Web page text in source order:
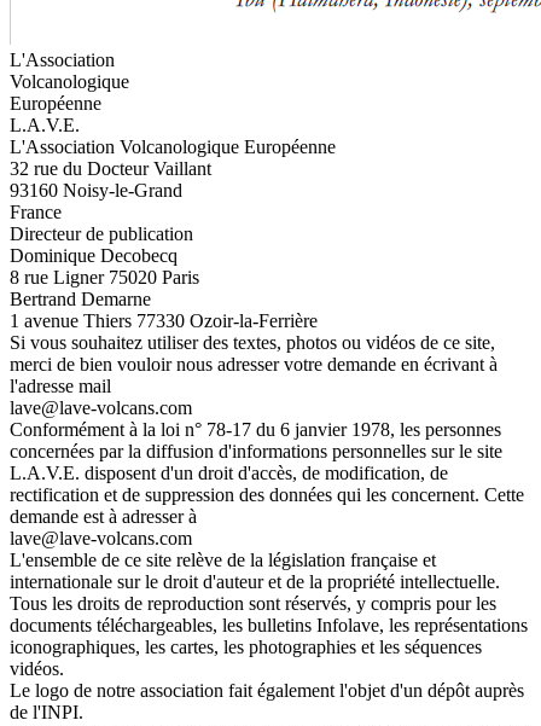
L'Association
Volcanologique
Européenne
L.A.V.E.
L'Association Volcanologique Européenne
32 rue du Docteur Vaillant
93160 Noisy-le-Grand
France
Directeur de publication
Dominique Decobecq
8 rue Ligner 75020 Paris
Bertrand Demarne
1 avenue Thiers 77330 Ozoir-la-Ferrière
Si vous souhaitez utiliser des textes, photos ou vidéos de ce site,
merci de bien vouloir nous adresser votre demande en écrivant à
l'adresse mail
lave@lave-volcans.com
Conformément à la loi n° 78-17 du 6 janvier 1978, les personnes
concernées par la diffusion d'informations personnelles sur le site
L.A.V.E. disposent d'un droit d'accès, de modification, de
rectification et de suppression des données qui les concernent. Cette
demande est à adresser à
lave@lave-volcans.com
L'ensemble de ce site relève de la législation française et
internationale sur le droit d'auteur et de la propriété intellectuelle.
Tous les droits de reproduction sont réservés, y compris pour les
documents téléchargeables, les bulletins Infolave, les représentations
iconographiques, les cartes, les photographies et les séquences
vidéos.
Le logo de notre association fait également l'objet d'un dépôt auprès
de l'INPI.